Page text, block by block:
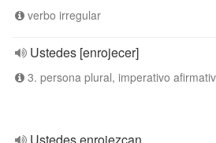
verbo irregular
Ustedes [enrojecer]
3. persona plural, imperativo